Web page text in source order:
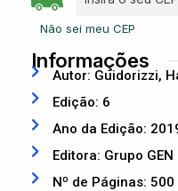
Não sei meu CEP
Informações
Autor: Guidorizzi,
Edição: 6
Ano da Edição:
Editora: Grupo GEN
Nº de Páginas: 500